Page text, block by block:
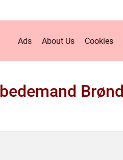
Ads About Us Cookies
bedemand